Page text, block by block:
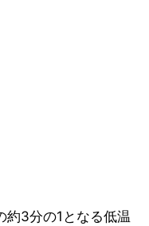
約3分の1となる低温